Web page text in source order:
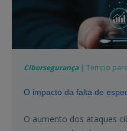
Cibersegurança| Tempo
O impacto da falta de
O aumento dos ataques